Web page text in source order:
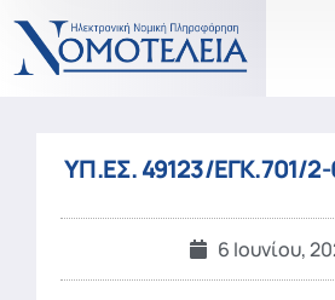
ΥΠ.ΕΣ. 49123/ΕΓΚ.701/
6 Ιουνίου,